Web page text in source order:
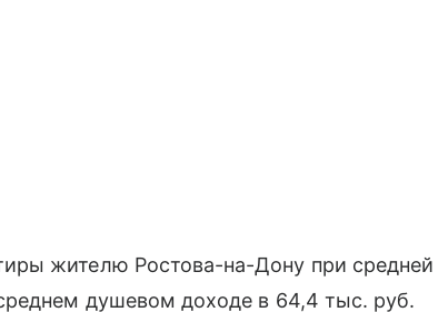
жителю Ростова-на-Дону при средней
душевом доходе в 64,4 тыс. руб.